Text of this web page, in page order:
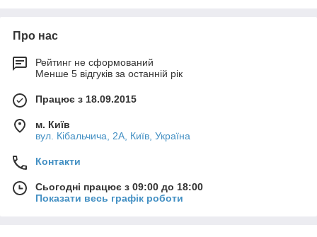
Про нас
Рейтинг не сформований
Менше 5 відгуків за останній рік
Працює з 18.09.2015
м. Київ
вул. Кібальчича, 2А, Київ, Україна
Контакти
Сьогодні працює з 09:00 до 18:00
Показати весь графік роботи